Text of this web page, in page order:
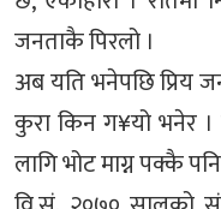
जनताकै पिरलो ।
अब यति भनेपछि प्रिय
कुरा किन ग¥यो भनेर ।
लागि भोट माग्न पक्कै